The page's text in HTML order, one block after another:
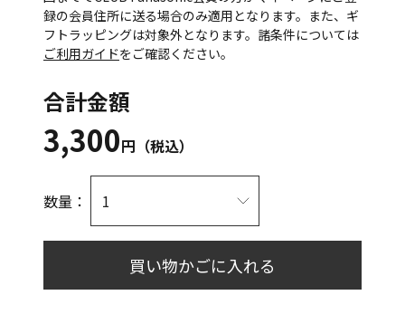
録の会員住所に送る場合のみ適用となります。また、ギ
フトラッピングは対象外となります。諸条件については
ご利用ガイドをご確認ください。
合計金額
3,300円（税込）
数量：
買い物かごに入れる